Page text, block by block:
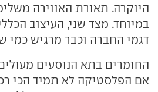
היוקרה. תאורת האווירה
במיוחד. מצד שני, העיצוב
דגמי החברה וכבר מרגיש כמי
החומרים בתא הנוסעים
אם הפלסטיקה לא תמיד הכי